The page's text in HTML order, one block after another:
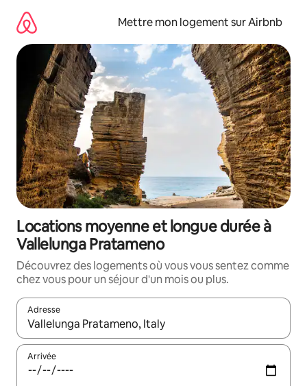
directement
contenu
Mettre mon logement sur Airbnb
Locations moyenne et longue durée à
Vallelunga Pratameno
Découvrez des logements où vous vous sentez comme
chez vous pour un séjour d'un mois ou plus.
Adresse
Lorsque les résultats s'affichent, utilisez les flèches vers le
Arrivée